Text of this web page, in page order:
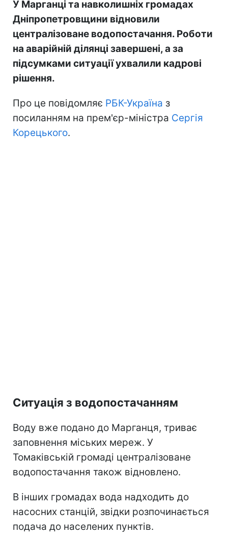
У Марганці та навколишніх громадах
Дніпропетровщини відновили
централізоване водопостачання. Роботи
на аварійній ділянці завершені, а за
підсумками ситуації ухвалили кадрові
рішення.
Про це повідомляє РБК-Україна з
посиланням на прем'єр-міністра Сергія
Корецького.
Ситуація з водопостачанням
Воду вже подано до Марганця, триває
заповнення міських мереж. У
Томаківській громаді централізоване
водопостачання також відновлено.
В інших громадах вода надходить до
насосних станцій, звідки розпочинається
подача до населених пунктів.